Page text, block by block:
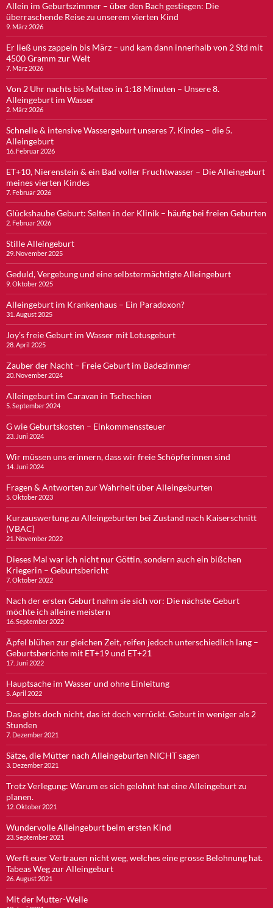
Allein im Geburtszimmer – über den Bach gestiegen: Die
überraschende Reise zu unserem vierten Kind
9. März 2026
Er ließ uns zappeln bis März – und kam dann innerhalb von 2 Std mit
4500 Gramm zur Welt
7. März 2026
Von 2 Uhr nachts bis Matteo in 1:18 Minuten – Unsere 8.
Alleingeburt im Wasser
2. März 2026
Schnelle & intensive Wassergeburt unseres 7. Kindes – die 5.
Alleingeburt
16. Februar 2026
ET+10, Nierenstein & ein Bad voller Fruchtwasser – Die Alleingeburt
meines vierten Kindes
7. Februar 2026
Glückshaube Geburt: Selten in der Klinik – häufig bei freien Geburten
2. Februar 2026
Stille Alleingeburt
29. November 2025
Geduld, Vergebung und eine selbstermächtigte Alleingeburt
9. Oktober 2025
Alleingeburt im Krankenhaus – Ein Paradoxon?
31. August 2025
Joy’s freie Geburt im Wasser mit Lotusgeburt
28. April 2025
Zauber der Nacht – Freie Geburt im Badezimmer
20. November 2024
Alleingeburt im Caravan in Tschechien
5. September 2024
G wie Geburtskosten – Einkommenssteuer
23. Juni 2024
Wir müssen uns erinnern, dass wir freie Schöpferinnen sind
14. Juni 2024
Fragen & Antworten zur Wahrheit über Alleingeburten
5. Oktober 2023
Kurzauswertung zu Alleingeburten bei Zustand nach Kaiserschnitt
(VBAC)
21. November 2022
Dieses Mal war ich nicht nur Göttin, sondern auch ein bißchen
Kriegerin – Geburtsbericht
7. Oktober 2022
Nach der ersten Geburt nahm sie sich vor: Die nächste Geburt
möchte ich alleine meistern
16. September 2022
Äpfel blühen zur gleichen Zeit, reifen jedoch unterschiedlich lang –
Geburtsberichte mit ET+19 und ET+21
17. Juni 2022
Hauptsache im Wasser und ohne Einleitung
5. April 2022
Das gibts doch nicht, das ist doch verrückt. Geburt in weniger als 2
Stunden
7. Dezember 2021
Sätze, die Mütter nach Alleingeburten NICHT sagen
3. Dezember 2021
Trotz Verlegung: Warum es sich gelohnt hat eine Alleingeburt zu
planen.
12. Oktober 2021
Wundervolle Alleingeburt beim ersten Kind
23. September 2021
Werft euer Vertrauen nicht weg, welches eine grosse Belohnung hat.
Tabeas Weg zur Alleingeburt
26. August 2021
Mit der Mutter-Welle